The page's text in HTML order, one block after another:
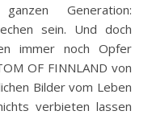
Generation:
sein. Und doch
immer noch Opfer
OF FINNLAND von
Bilder vom Leben
verbieten lassen